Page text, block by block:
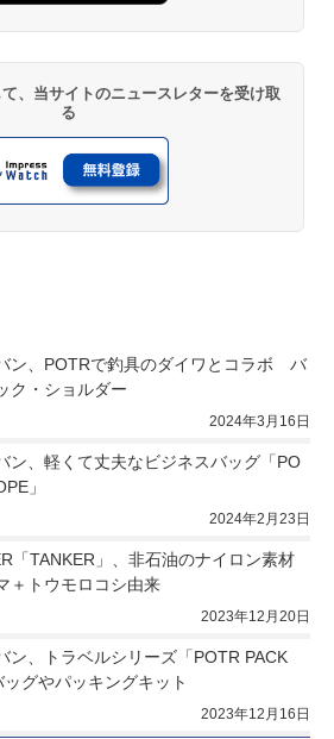
、当サイトのニュースレターを受け取
る
ン、POTRで釣具のダイワとコラボ　バ
ク・ショルダー
2024年3月16日
ン、軽くて丈夫なビジネスバッグ「PO
」
2024年2月23日
「TANKER」、非石油のナイロン素材
＋トウモロコシ由来
2023年12月20日
ン、トラベルシリーズ「POTR PACK
ッグやパッキングキット
2023年12月16日